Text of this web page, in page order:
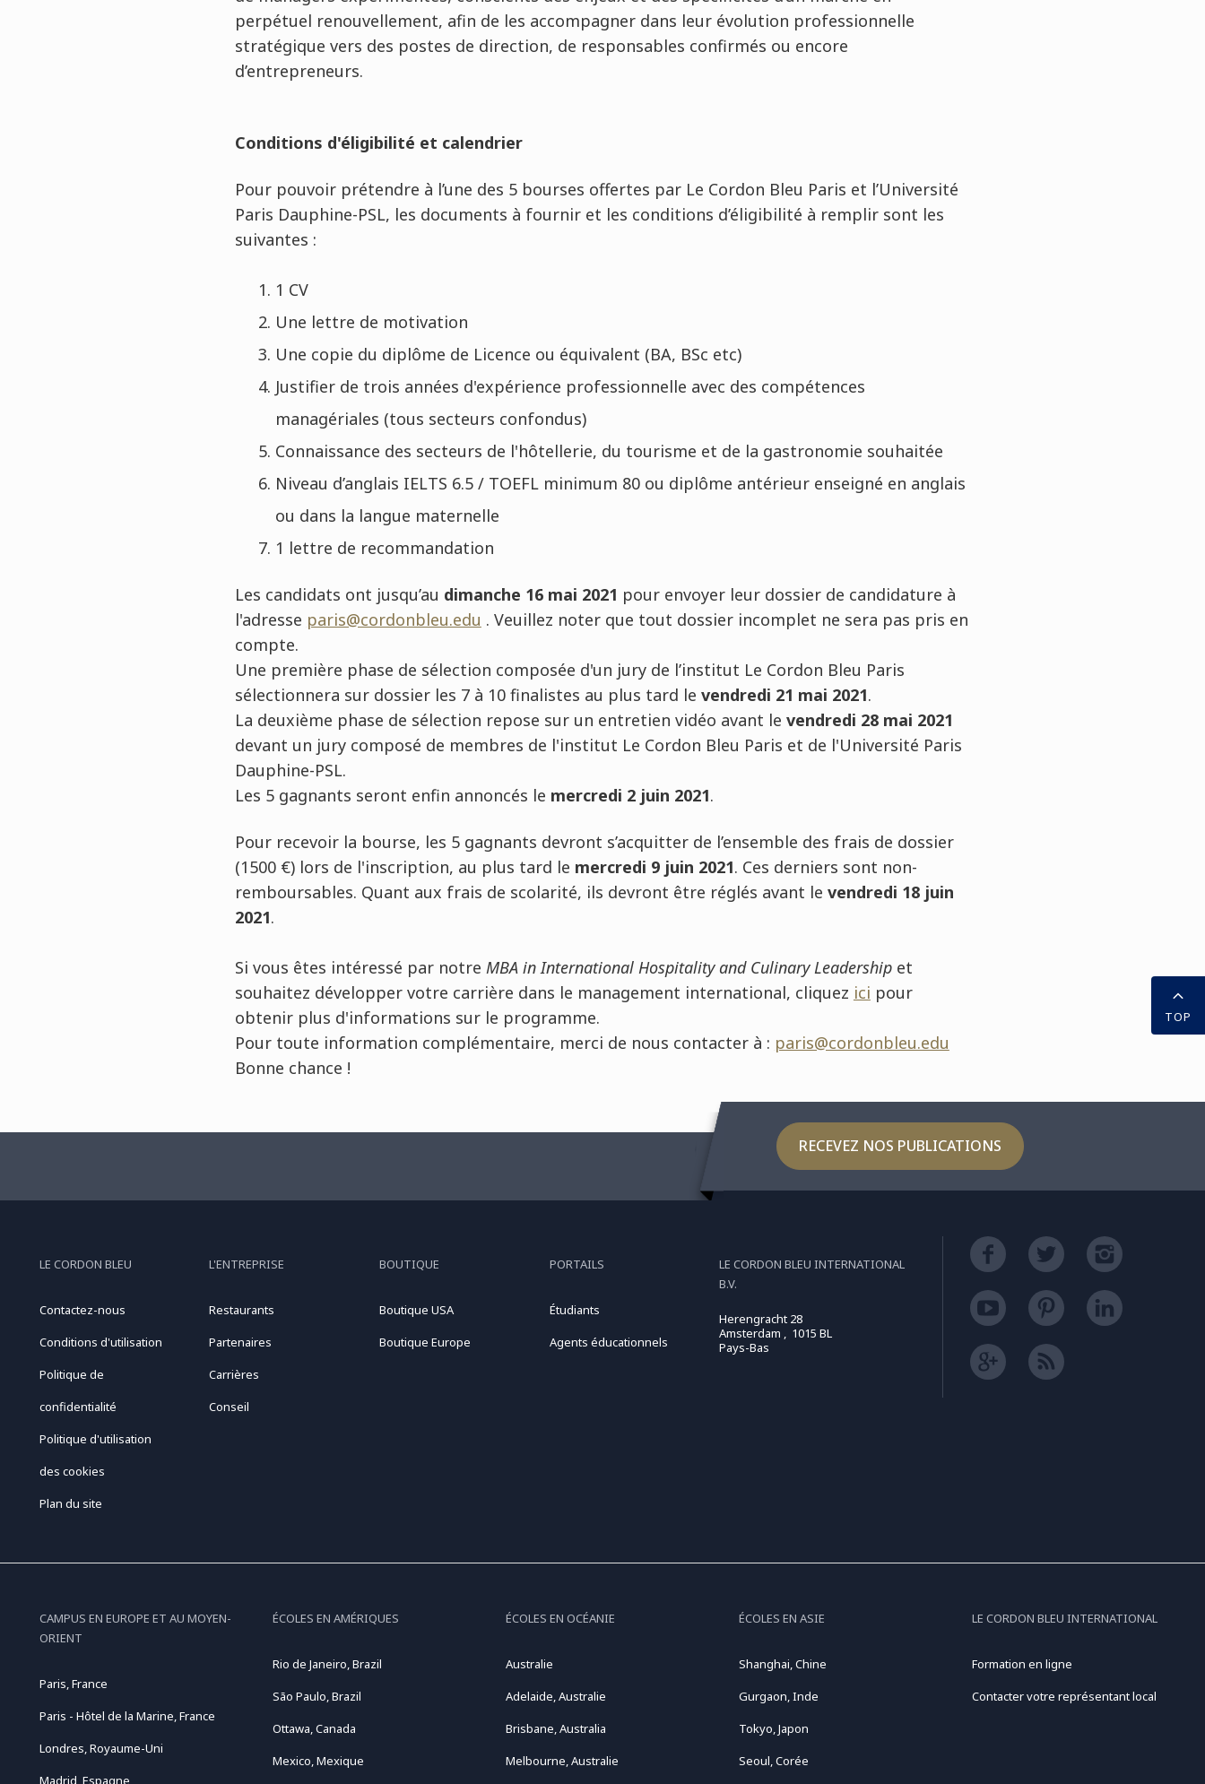
perpétuel renouvellement, afin de les accompagner dans leur évolution professionnelle
stratégique vers des postes de direction, de responsables confirmés ou encore
d’entrepreneurs.
Conditions d'éligibilité et calendrier
Pour pouvoir prétendre à l’une des 5 bourses offertes par Le Cordon Bleu Paris et l’Université
Paris Dauphine-PSL, les documents à fournir et les conditions d’éligibilité à remplir sont les
suivantes :
1 CV
Une lettre de motivation
Une copie du diplôme de Licence ou équivalent (BA, BSc etc)
Justifier de trois années d'expérience professionnelle avec des compétences
managériales (tous secteurs confondus)
Connaissance des secteurs de l'hôtellerie, du tourisme et de la gastronomie souhaitée
Niveau d’anglais IELTS 6.5 / TOEFL minimum 80 ou diplôme antérieur enseigné en anglais
ou dans la langue maternelle
1 lettre de recommandation
Les candidats ont jusqu’au dimanche 16 mai 2021 pour envoyer leur dossier de candidature à
l'adresse paris@cordonbleu.edu . Veuillez noter que tout dossier incomplet ne sera pas pris en
compte.
Une première phase de sélection composée d'un jury de l’institut Le Cordon Bleu Paris
sélectionnera sur dossier les 7 à 10 finalistes au plus tard le vendredi 21 mai 2021.
La deuxième phase de sélection repose sur un entretien vidéo avant le vendredi 28 mai 2021
devant un jury composé de membres de l'institut Le Cordon Bleu Paris et de l'Université Paris
Dauphine-PSL.
Les 5 gagnants seront enfin annoncés le mercredi 2 juin 2021.
Pour recevoir la bourse, les 5 gagnants devront s’acquitter de l’ensemble des frais de dossier
(1500 €)lors de l'inscription, au plus tard le mercredi 9 juin 2021. Ces derniers sont non-
remboursables. Quant aux frais de scolarité, ils devront être réglés avant le vendredi 18 juin
2021.
Si vous êtes intéressé par notre MBA in International Hospitality and Culinary Leadershipet
souhaitez développer votre carrière dans le management international, cliquez ici pour
obtenir plus d'informations sur le programme.
Pour toute information complémentaire, merci de nous contacter à : paris@cordonbleu.edu
Bonne chance !
RECEVEZ NOS PUBLICATIONS
TOP
LE CORDON BLEU
Contactez-nous
Conditions d'utilisation
Politique de
confidentialité
Politique d'utilisation
des cookies
Plan du site
L'ENTREPRISE
Restaurants
Partenaires
Carrières
Conseil
BOUTIQUE
Boutique USA
Boutique Europe
PORTAILS
Étudiants
Agents éducationnels
LE CORDON BLEU INTERNATIONAL
B.V.
Herengracht 28
Amsterdam , 1015 BL
Pays-Bas
CAMPUS EN EUROPE ET AU MOYEN-
ORIENT
Paris, France
Paris - Hôtel de la Marine, France
Londres, Royaume-Uni
Madrid, Espagne
ÉCOLES EN AMÉRIQUES
Rio de Janeiro, Brazil
São Paulo, Brazil
Ottawa, Canada
Mexico, Mexique
ÉCOLES EN OCÉANIE
Australie
Adelaide, Australie
Brisbane, Australia
Melbourne, Australie
ÉCOLES EN ASIE
Shanghai, Chine
Gurgaon, Inde
Tokyo, Japon
Seoul, Corée
LE CORDON BLEU INTERNATIONAL
Formation en ligne
Contacter votre représentant local